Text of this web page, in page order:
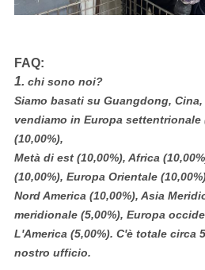
FAQ:
1. chi sono noi?
Siamo basati su Guangdong,
vendiamo in Europa settentrionale
(10,00%),
Metà di est (10,00%), Africa
(10,00%), Europa Orientale
Nord America (10,00%), Asia
meridionale (5,00%), Europa
L'America (5,00%). C'è totale circa
nostro ufficio.